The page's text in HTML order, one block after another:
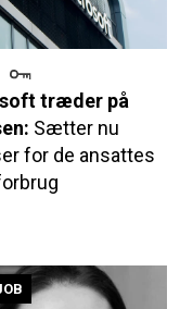
træder på
Sætter nu
for de ansattes